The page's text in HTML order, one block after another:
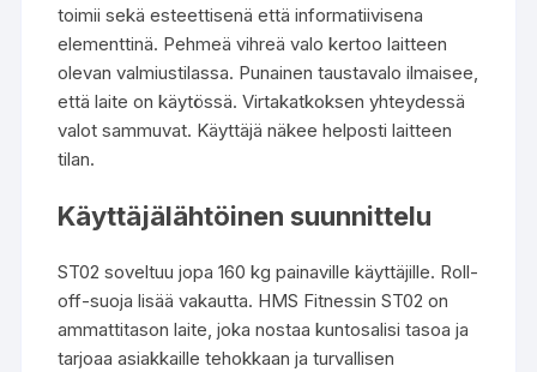
toimii sekä esteettisenä että informatiivisena
elementtinä. Pehmeä vihreä valo kertoo laitteen
olevan valmiustilassa. Punainen taustavalo ilmaisee,
että laite on käytössä. Virtakatkoksen yhteydessä
valot sammuvat. Käyttäjä näkee helposti laitteen
tilan.
Käyttäjälähtöinen suunnittelu
ST02 soveltuu jopa 160 kg painaville käyttäjille. Roll-
off-suoja lisää vakautta. HMS Fitnessin ST02 on
ammattitason laite, joka nostaa kuntosalisi tasoa ja
tarjoaa asiakkaille tehokkaan ja turvallisen